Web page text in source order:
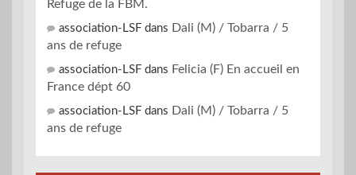
Refuge de la FBM.
association-LSF dans Dali (M) / Tobarra / 5
ans de refuge
association-LSF dans Felicia (F) En accueil en
France dépt 60
association-LSF dans Dali (M) / Tobarra / 5
ans de refuge